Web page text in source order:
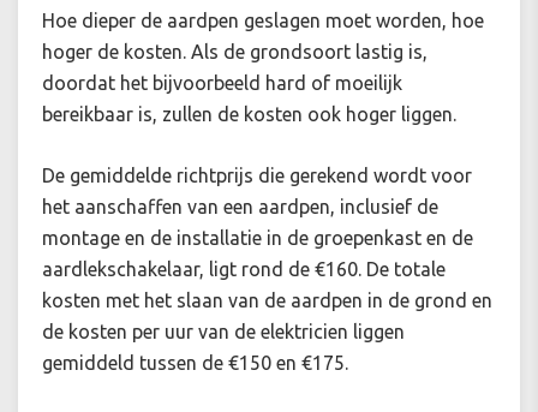
Hoe dieper de aardpen geslagen moet worden, hoe
hoger de kosten. Als de grondsoort lastig is,
doordat het bijvoorbeeld hard of moeilijk
bereikbaar is, zullen de kosten ook hoger liggen.
De gemiddelde richtprijs die gerekend wordt voor
het aanschaffen van een aardpen, inclusief de
montage en de installatie in de groepenkast en de
aardlekschakelaar, ligt rond de €160. De totale
kosten met het slaan van de aardpen in de grond en
de kosten per uur van de elektricien liggen
gemiddeld tussen de €150 en €175.